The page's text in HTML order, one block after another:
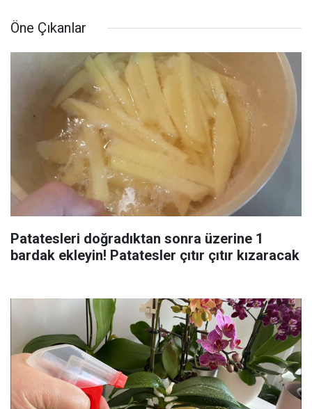
Öne Çıkanlar
Patatesleri doğradıktan sonra üzerine 1
bardak ekleyin! Patatesler çıtır çıtır kızaracak